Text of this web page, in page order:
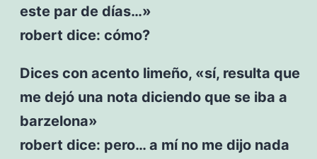
este par de días…»
robert dice: cómo?
Dices con acento limeño, «sí, resulta que
me dejó una nota diciendo que se iba a
barzelona»
robert dice: pero… a mí no me dijo nada